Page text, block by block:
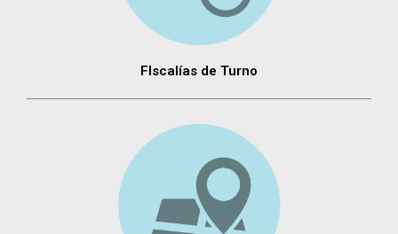
FIscalías de Turno